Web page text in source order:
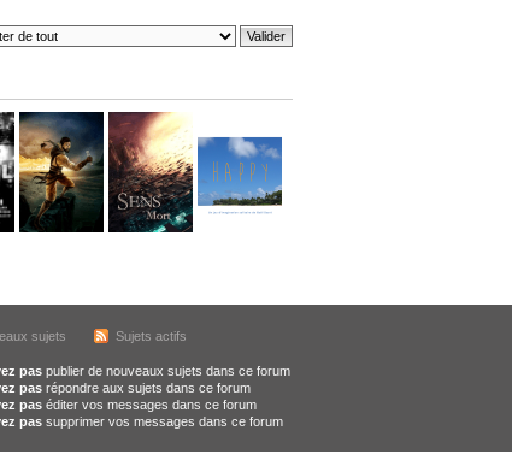
sujets Sujets actifs
paspublier de nouveaux sujets dans ce forum
pasrépondre aux sujets dans ce forum
paséditer vos messages dans ce forum
passupprimer vos messages dans ce forum